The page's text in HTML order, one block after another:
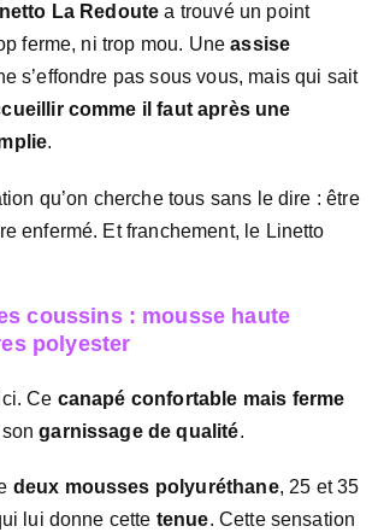
La Redoute a trouvé un point
ferme, ni trop mou. Uneassise
s’effondre pas sous vous, mais qui sait
comme il faut après une
.
qu’on cherche tous sans le dire : être
enfermé. Et franchement, le Linetto
coussins : mousse haute
polyester
Ce canapé confortable mais ferme
songarnissage de qualité.
deux mousses polyuréthane, 25 et 35
lui donne cette tenue. Cette sensation